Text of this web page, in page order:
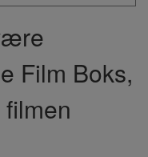
Film Boks,